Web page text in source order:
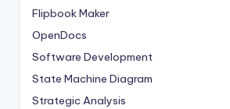
Flipbook Maker
OpenDocs
Software Development
State Machine Diagram
Strategic Analysis